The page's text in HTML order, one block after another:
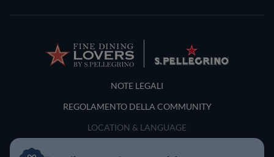
Terms and Conditions
NOTE LEGALI
REGOLAMENTO DELLA COMMUNITY
LOCATION & LANGUAGE